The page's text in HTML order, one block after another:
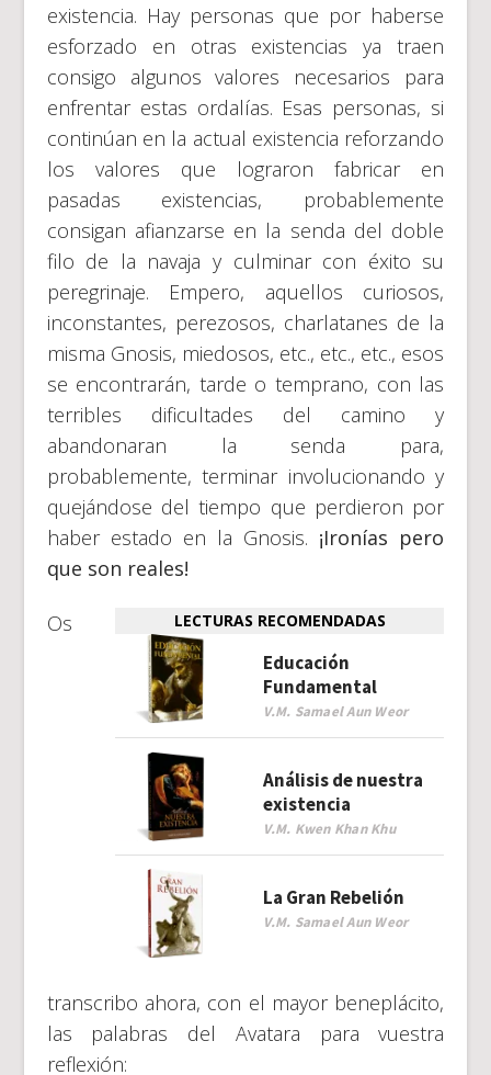
existencia. Hay personas que por haberse
esforzado en otras existencias ya traen
consigo algunos valores necesarios para
enfrentar estas ordalías. Esas personas, si
continúan en la actual existencia reforzando
los valores que lograron fabricar en
pasadas existencias, probablemente
consigan afianzarse en la senda del doble
filo de la navaja y culminar con éxito su
peregrinaje. Empero, aquellos curiosos,
inconstantes, perezosos, charlatanes de la
misma Gnosis, miedosos, etc., etc., etc., esos
se encontrarán, tarde o temprano, con las
terribles dificultades del camino y
abandonaran la senda para,
probablemente, terminar involucionando y
quejándose del tiempo que perdieron por
haber estado en la Gnosis. ¡Ironías pero
que son reales!
LECTURAS RECOMENDADAS
Educación
Fundamental
V.M. Samael Aun Weor
Análisis de nuestra
existencia
V.M. Kwen Khan Khu
La Gran Rebelión
V.M. Samael Aun Weor
Os
transcribo ahora, con el mayor beneplácito,
las palabras del Avatara para vuestra
reflexión: